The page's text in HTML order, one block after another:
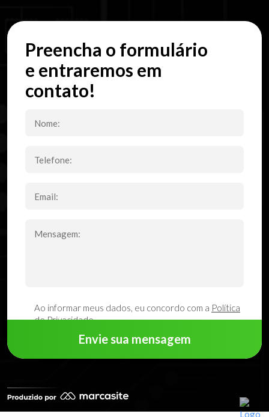
Preencha o formulário
e entraremos em
contato!
Ao informar meus dados, eu concordo com a Política
de Privacidade